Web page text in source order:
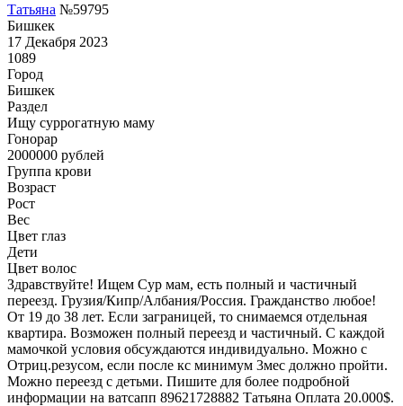
Татьяна №59795
Бишкек
17 Декабря 2023
1089
Город
Бишкек
Раздел
Ищу суррогатную маму
Гонoрар
2000000 рублей
Группа крови
Возраст
Рост
Вес
Цвет глаз
Дети
Цвет волос
Здравствуйте! Ищем Сур мам, есть полный и частичный
переезд. Грузия/Кипр/Албания/Россия. Гражданство любое!
От 19 до 38 лет. Если заграницей, то снимаемся отдельная
квартира. Возможен полный переезд и частичный. С каждой
мамочкой условия обсуждаются индивидуально. Можно с
Отриц.резусом, если после кс минимум 3мес должно пройти.
Можно переезд с детьми. Пишите для более подробной
информации на ватсапп 89621728882 Татьяна Оплата 20.000$.